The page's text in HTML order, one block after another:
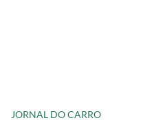
JORNAL DO CARRO